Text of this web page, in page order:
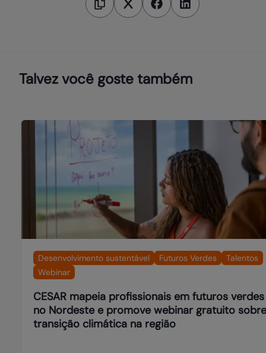
Talvez você goste também
Desenvolvimento sustentável Futuros Verdes
Talentos
Webinar
CESAR mapeia profissionais em futuros verdes
no Nordeste e promove webinar gratuito sobre
transição climática na região